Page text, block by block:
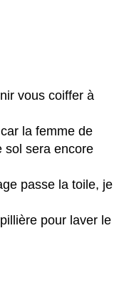
vous coiffer à
la femme de
sol sera encore
passe la toile, je
pour laver le